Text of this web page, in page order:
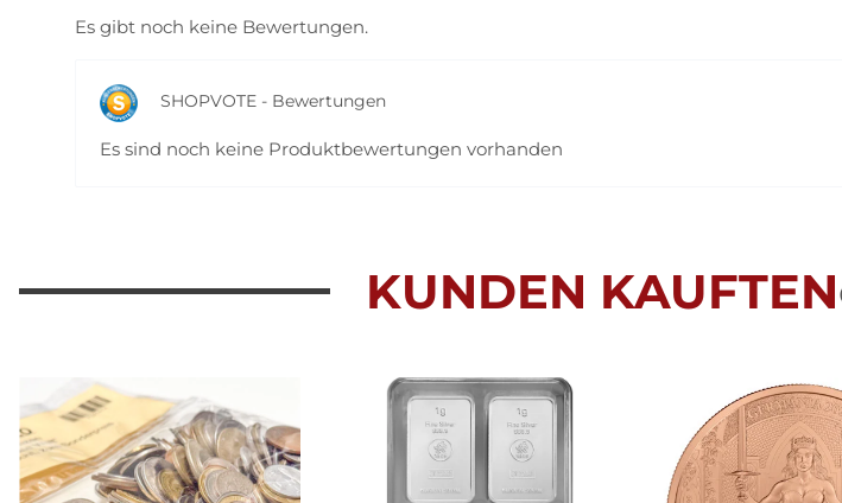
Es gibt noch keine Bewertungen.
SHOPVOTE - Bewertungen
Es sind noch keine Produktbewertungen vorhanden
KUNDEN KAUFTEN